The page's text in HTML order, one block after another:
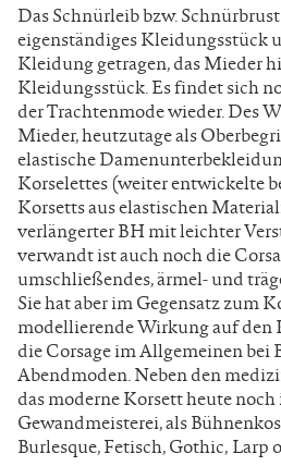
Das Schnürleib bzw.
eigenständiges Kleidungsstück
Kleidung getragen, das Mieder
Kleidungsstück. Es findet sich
der Trachtenmode wieder. Des
Mieder, heutzutage als
elastische
Korselettes (weiter entwickelte
Korsetts aus elastischen
verlängerter BH mit leichter
verwandt ist auch noch die
umschließendes, ärmel- und
Sie hat aber im Gegensatz zum
modellierende Wirkung auf den
die Corsage im Allgemeinen bei
Abendmoden. Neben den
das moderne Korsett heute
Gewandmeisterei, als
Burlesque, Fetisch, Gothic, Larp